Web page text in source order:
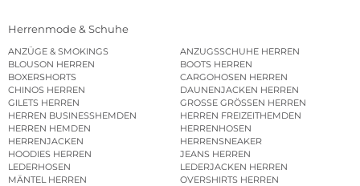
Herrenmode & Schuhe
ANZÜGE & SMOKINGS
ANZUGSSCHUHE HERREN
BLOUSON HERREN
BOOTS HERREN
BOXERSHORTS
CARGOHOSEN HERREN
CHINOS HERREN
DAUNENJACKEN HERREN
GILETS HERREN
GROSSE GRÖSSEN HERREN
HERREN BUSINESSHEMDEN
HERREN FREIZEITHEMDEN
HERREN HEMDEN
HERRENHOSEN
HERRENJACKEN
HERRENSNEAKER
HOODIES HERREN
JEANS HERREN
LEDERHOSEN
LEDERJACKEN HERREN
MÄNTEL HERREN
OVERSHIRTS HERREN